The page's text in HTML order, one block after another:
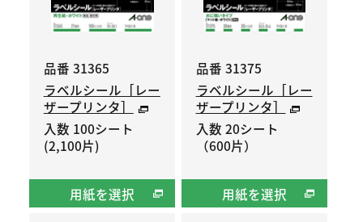
品番 31365
ラベルシール［レー
ザープリンタ］
入数 100シート
(2,100片)
用紙を選択
品番 31375
ラベルシール［レー
ザープリンタ］
入数 20シート
（600片）
用紙を選択